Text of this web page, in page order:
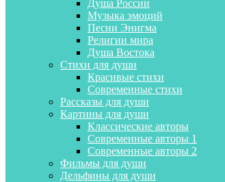
Душа России
Музыка эмоций
Песни Энигма
Религии мира
Душа Востока
Стихи для души
Красивые стихи
Современные стихи
Рассказы для души
Картины для души
Классические авторы
Современные авторы 1
Современные авторы 2
Фильмы для души
Дельфины для души